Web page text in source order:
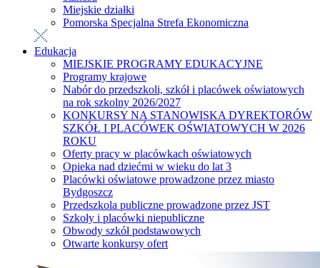
Miejskie działki
Pomorska Specjalna Strefa Ekonomiczna
Edukacja
MIEJSKIE PROGRAMY EDUKACYJNE
Programy krajowe
Nabór do przedszkoli, szkół i placówek oświatowych
na rok szkolny 2026/2027
KONKURSY NA STANOWISKA DYREKTORÓW
SZKÓŁ I PLACÓWEK OŚWIATOWYCH W 2026
ROKU
Oferty pracy w placówkach oświatowych
Opieka nad dziećmi w wieku do lat 3
Placówki oświatowe prowadzone przez miasto
Bydgoszcz
Przedszkola publiczne prowadzone przez JST
Szkoły i placówki niepubliczne
Obwody szkół podstawowych
Otwarte konkursy ofert